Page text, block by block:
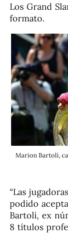
Los Grand
formato.
Marion Bartoli,
“Las
podido
Bartoli, ex
8 títulos